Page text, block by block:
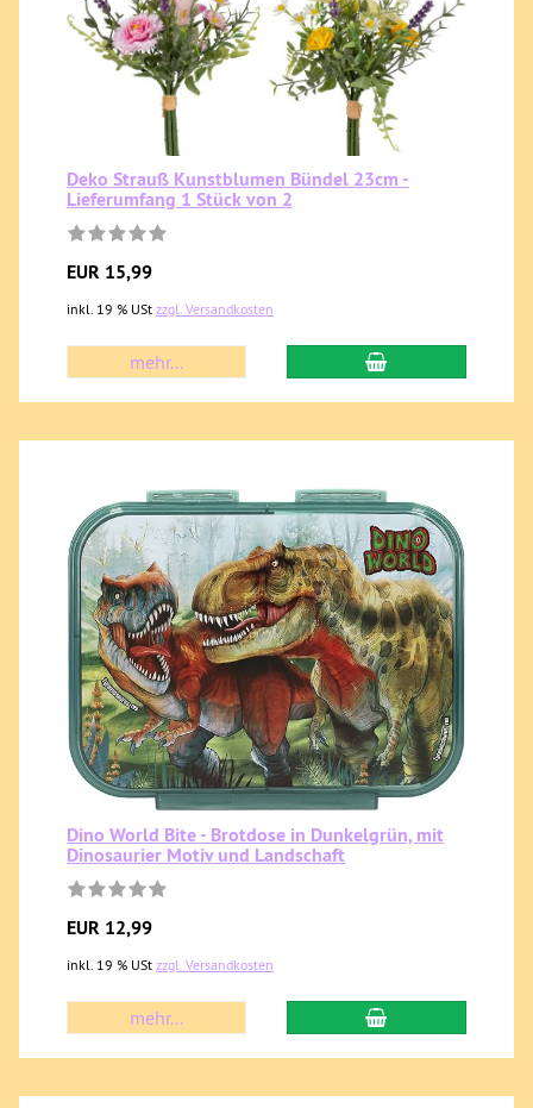
Deko Strauß Kunstblumen Bündel 23cm -
Lieferumfang 1 Stück von 2
EUR 15,99
inkl. 19 % USt zzgl. Versandkosten
mehr...
Dino World Bite - Brotdose in Dunkelgrün, mit
Dinosaurier Motiv und Landschaft
EUR 12,99
inkl. 19 % USt zzgl. Versandkosten
mehr...